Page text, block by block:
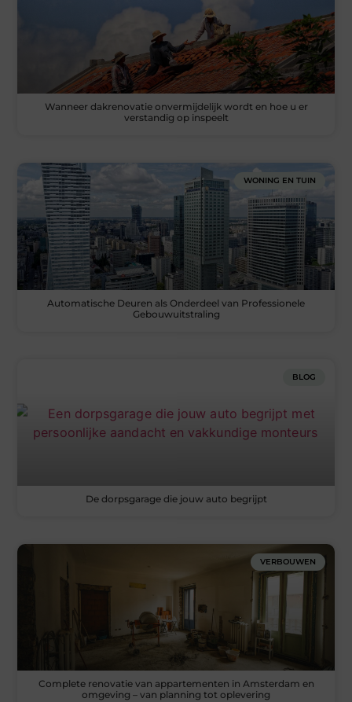
Wanneer dakrenovatie onvermijdelijk wordt en hoe u er
verstandig op inspeelt
WONING EN TUIN
Automatische Deuren als Onderdeel van Professionele
Gebouwuitstraling
BLOG
De dorpsgarage die jouw auto begrijpt
VERBOUWEN
Complete renovatie van appartementen in Amsterdam en
omgeving – van planning tot oplevering